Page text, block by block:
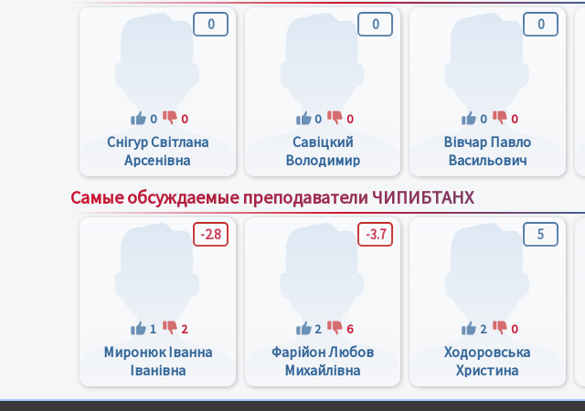
0
0 0
Снігур Світлана
Арсенівна
0
0 0
Савіцкий
Володимир
Михайлович
0
0 0
Вівчар Павло
Васильович
Самые обсуждаемые преподаватели ЧИПИБТАНХ
-2.8
1 2
Миронюк Іванна
Іванівна
-3.7
2 6
Фарійон Любов
Михайлівна
5
2 0
Ходоровська
Христина
Степанівна